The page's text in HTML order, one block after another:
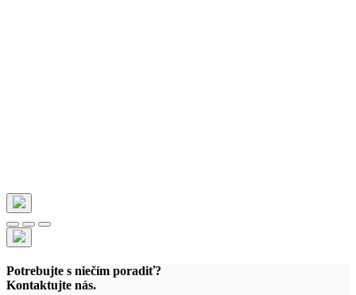
Potrebujte s niečím poradiť?
Kontaktujte nás.